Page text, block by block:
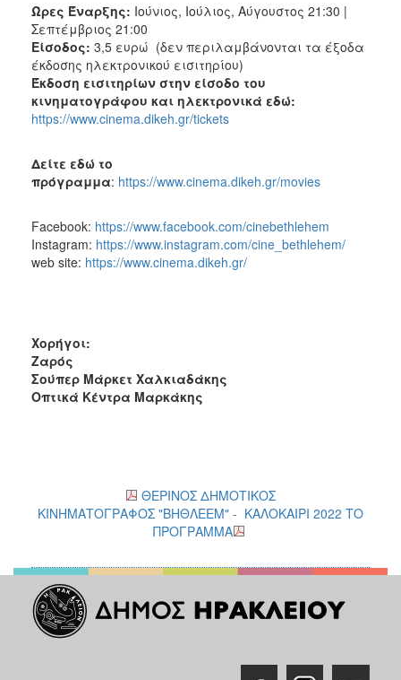
Ώρες Έναρξης: Ιούνιος, Ιούλιος, Αύγουστος 21:30 |
Σεπτέμβριος 21:00
Είσοδος: 3,5 ευρώ (δεν περιλαμβάνονται τα έξοδα
έκδοσης ηλεκτρονικού εισιτηρίου)
Έκδοση εισιτηρίων στην είσοδο του
κινηματογράφου και ηλεκτρονικά εδώ:
https://www.cinema.dikeh.gr/tickets
Δείτε εδώ το
πρόγραμμα: https://www.cinema.dikeh.gr/movies
Facebook: https://www.facebook.com/cinebethlehem
Instagram: https://www.instagram.com/cine_bethlehem/
web site: https://www.cinema.dikeh.gr/
Χορήγοι:
Ζαρός
Σούπερ Μάρκετ Χαλκιαδάκης
Οπτικά Κέντρα Μαρκάκης
ΘΕΡΙΝΟΣ ΔΗΜΟΤΙΚΟΣ
ΚΙΝΗΜΑΤΟΓΡΑΦΟΣ "ΒΗΘΛΕΕΜ" - ΚΑΛΟΚΑΙΡΙ 2022 ΤΟ
ΠΡΟΓΡΑΜΜΑ